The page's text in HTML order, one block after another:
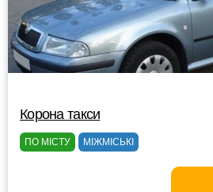
Корона такси
ПО МІСТУ МІЖМІСЬКІ